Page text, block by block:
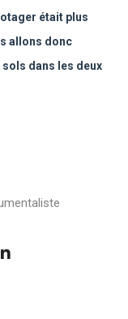
était plus
allons donc
dans les deux